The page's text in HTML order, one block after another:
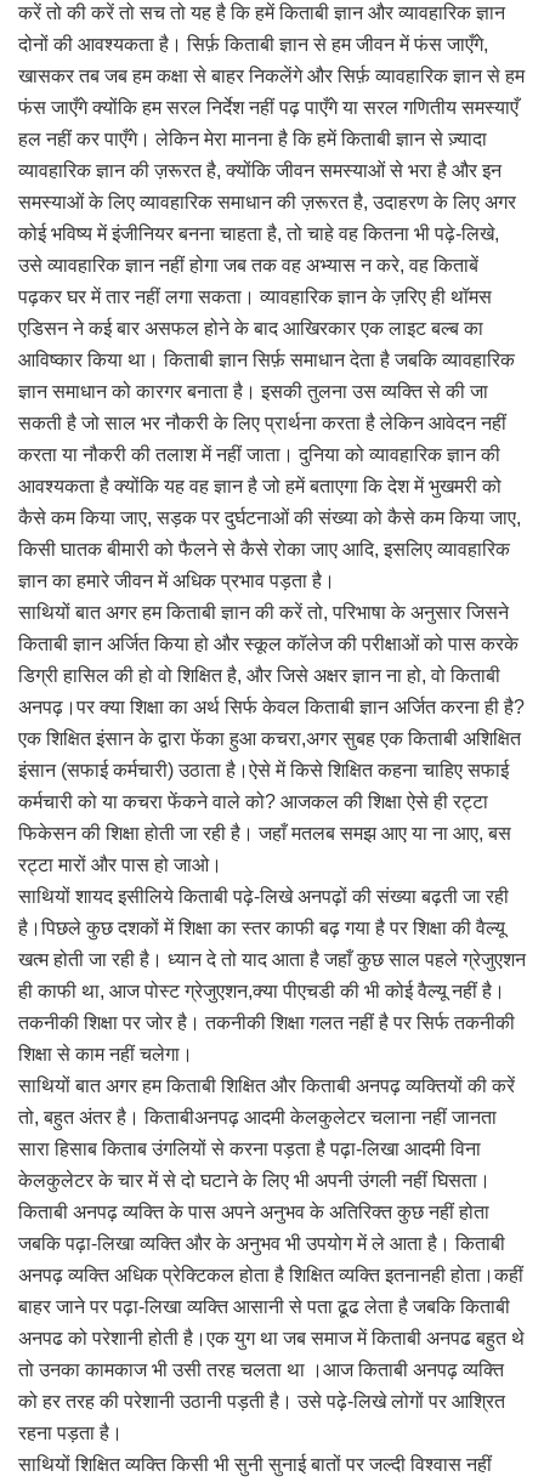
करें तो की करें तो सच तो यह है कि हमें किताबी ज्ञान और व्यावहारिक ज्ञान
दोनों की आवश्यकता है। सिर्फ़ किताबी ज्ञान से हम जीवन में फंस जाएँगे,
खासकर तब जब हम कक्षा से बाहर निकलेंगे और सिर्फ़ व्यावहारिक ज्ञान से हम
फंस जाएँगे क्योंकि हम सरल निर्देश नहीं पढ़ पाएँगे या सरल गणितीय समस्याएँ
हल नहीं कर पाएँगे। लेकिन मेरा मानना ​​है कि हमें किताबी ज्ञान से ज़्यादा
व्यावहारिक ज्ञान की ज़रूरत है, क्योंकि जीवन समस्याओं से भरा है और इन
समस्याओं के लिए व्यावहारिक समाधान की ज़रूरत है, उदाहरण के लिए अगर
कोई भविष्य में इंजीनियर बनना चाहता है, तो चाहे वह कितना भी पढ़े-लिखे,
उसे व्यावहारिक ज्ञान नहीं होगा जब तक वह अभ्यास न करे, वह किताबें
पढ़कर घर में तार नहीं लगा सकता। व्यावहारिक ज्ञान के ज़रिए ही थॉमस
एडिसन ने कई बार असफल होने के बाद आखिरकार एक लाइट बल्ब का
आविष्कार किया था। किताबी ज्ञान सिर्फ़ समाधान देता है जबकि व्यावहारिक
ज्ञान समाधान को कारगर बनाता है। इसकी तुलना उस व्यक्ति से की जा
सकती है जो साल भर नौकरी के लिए प्रार्थना करता है लेकिन आवेदन नहीं
करता या नौकरी की तलाश में नहीं जाता। दुनिया को व्यावहारिक ज्ञान की
आवश्यकता है क्योंकि यह वह ज्ञान है जो हमें बताएगा कि देश में भुखमरी को
कैसे कम किया जाए, सड़क पर दुर्घटनाओं की संख्या को कैसे कम किया जाए,
किसी घातक बीमारी को फैलने से कैसे रोका जाए आदि, इसलिए व्यावहारिक
ज्ञान का हमारे जीवन में अधिक प्रभाव पड़ता है।
साथियों बात अगर हम किताबी ज्ञान की करें तो, परिभाषा के अनुसार जिसने
किताबी ज्ञान अर्जित किया हो और स्कूल कॉलेज की परीक्षाओं को पास करके
डिग्री हासिल की हो वो शिक्षित है, और जिसे अक्षर ज्ञान ना हो, वो किताबी
अनपढ़।पर क्या शिक्षा का अर्थ सिर्फ केवल किताबी ज्ञान अर्जित करना ही है?
एक शिक्षित इंसान के द्वारा फेंका हुआ कचरा,अगर सुबह एक किताबी अशिक्षित
इंसान (सफाई कर्मचारी) उठाता है।ऐसे में किसे शिक्षित कहना चाहिए सफाई
कर्मचारी को या कचरा फेंकने वाले को? आजकल की शिक्षा ऐसे ही रट्टा
फिकेसन की शिक्षा होती जा रही है। जहाँ मतलब समझ आए या ना आए, बस
रट्टा मारों और पास हो जाओ।
साथियों शायद इसीलिये किताबी पढ़े-लिखे अनपढ़ों की संख्या बढ़ती जा रही
है।पिछले कुछ दशकों में शिक्षा का स्तर काफी बढ़ गया है पर शिक्षा की वैल्यू
खत्म होती जा रही है। ध्यान दे तो याद आता है जहाँ कुछ साल पहले ग्रेजुएशन
ही काफी था, आज पोस्ट ग्रेजुएशन,क्या पीएचडी की भी कोई वैल्यू नहीं है।
तकनीकी शिक्षा पर जोर है। तकनीकी शिक्षा गलत नहीं है पर सिर्फ तकनीकी
शिक्षा से काम नहीं चलेगा।
साथियों बात अगर हम किताबी शिक्षित और किताबी अनपढ़ व्यक्तियों की करें
तो, बहुत अंतर है। किताबीअनपढ़ आदमी केलकुलेटर चलाना नहीं जानता
सारा हिसाब किताब उंगलियों से करना पड़ता है पढ़ा-लिखा आदमी विना
केलकुलेटर के चार में से दो घटाने के लिए भी अपनी उंगली नहीं घिसता।
किताबी अनपढ़ व्यक्ति के पास अपने अनुभव के अतिरिक्त कुछ नहीं होता
जबकि पढ़ा-लिखा व्यक्ति और के अनुभव भी उपयोग में ले आता है। किताबी
अनपढ़ व्यक्ति अधिक प्रेक्टिकल होता है शिक्षित व्यक्ति इतनानही होता।कहीं
बाहर जाने पर पढ़ा-लिखा व्यक्ति आसानी से पता ढूढ लेता है जबकि किताबी
अनपढ को परेशानी होती है।एक युग था जब समाज में किताबी अनपढ बहुत थे
तो उनका कामकाज भी उसी तरह चलता था ।आज किताबी अनपढ़ व्यक्ति
को हर तरह की परेशानी उठानी पड़ती है। उसे पढ़े-लिखे लोगों पर आश्रित
रहना पड़ता है।
साथियों शिक्षित व्यक्ति किसी भी सुनी सुनाई बातों पर जल्दी विश्वास नहीं